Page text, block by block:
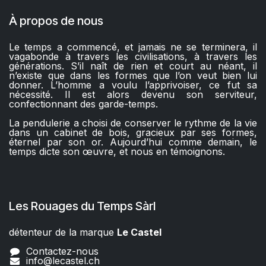
À propos de nous
Le temps a commencé, et jamais ne se terminera, il
vagabonde à travers les civilisations, à travers les
générations. S’il naît de rien et court au néant, il
n’existe que dans les formes que l’on veut bien lui
donner. L’homme a voulu l’apprivoiser, ce fut sa
nécessité. Il est alors devenu son serviteur,
confectionnant des garde-temps.
La pendulerie a choisi de conserver le rythme de la vie
dans un cabinet de bois, gracieux par ses formes,
éternel par son or. Aujourd’hui comme demain, le
temps dicte son œuvre, et nous en témoignons.
Les Rouages du Temps Sàrl
détenteur de la marque Le Castel​​
Contactez-nous
info@lecastel.ch